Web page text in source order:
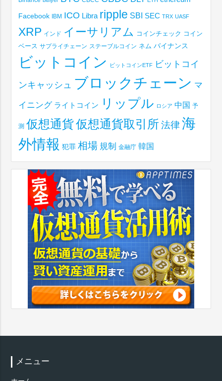
Facebook IBM ICO Libra ripple SBI SEC TRX UASF
XRP インド イーサリアム コインチェック コイン
ベース サプライチェーン ステーブルコイン ネム バイナンス
ビットコイン ビットコインETF ビットコイ
ンキャッシュ ブロックチェーン マ
イニング ライトコイン リップル ロシア 中国 予
測 仮想通貨仮想通貨取引所 法律 海
外情報 犯罪 相場 規制 金融庁 韓国
メニュー